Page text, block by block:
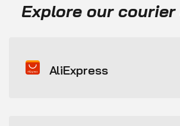
Explore our
AliExpress